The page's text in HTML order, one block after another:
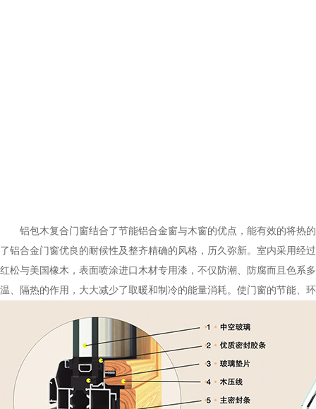
铝包木复合门窗结合了节能铝合金窗与木窗的优点，能有效的将热的
了铝合金门窗优良的耐候性及整齐精确的风格，历久弥新。室内采用经
红松与美国橡木，表面喷涂进口木材专用漆，不仅防潮、防腐而且色系
温、隔热的作用，大大减少了取暖和制冷的能量消耗。使门窗的节能、